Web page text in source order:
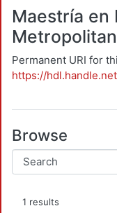
Maestría en
Permanent URI for
https://
Browse
1 results